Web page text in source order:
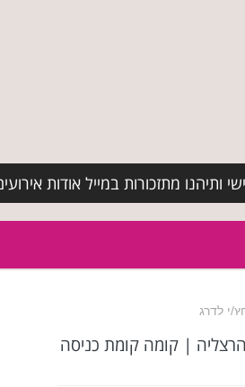
מתזכורות במייל אודות
| קומה קומת כניסה